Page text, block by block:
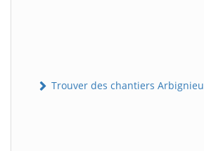
Trouver des chantiers Arbignieu